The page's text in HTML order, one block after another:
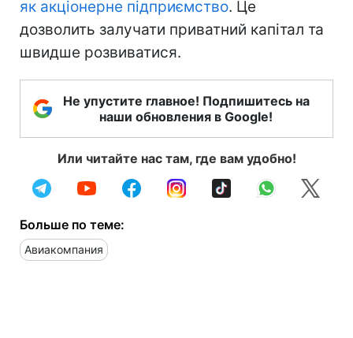
як акціонерне підприємство. Це
дозволить залучати приватний капітал та
швидше розвиватися.
Не упустите главное! Подпишитесь на
наши обновления в Google!
Или читайте нас там, где вам удобно!
Больше по теме:
Авиакомпания